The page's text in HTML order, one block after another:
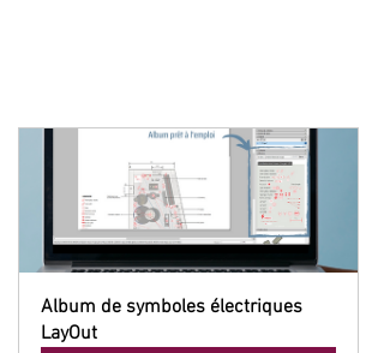
Album de symboles électriques
LayOut